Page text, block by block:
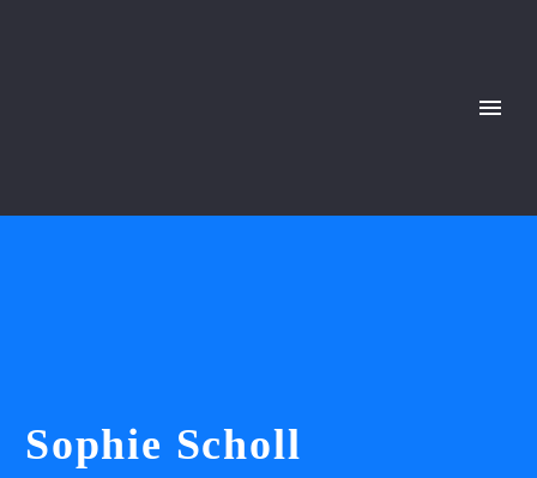
Sophie Scholl